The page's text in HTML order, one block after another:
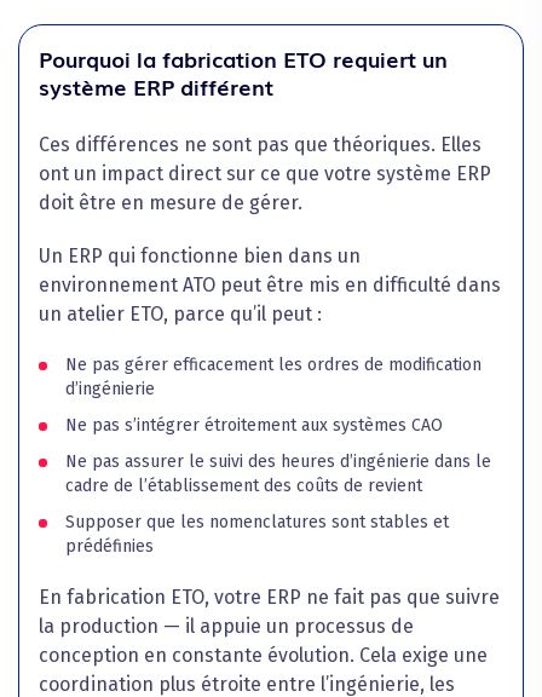
Pourquoi la fabrication ETO requiert un
système ERP différent
Ces différences ne sont pas que théoriques. Elles
ont un impact direct sur ce que votre système ERP
doit être en mesure de gérer.
Un ERP qui fonctionne bien dans un
environnement ATO peut être mis en difficulté dans
un atelier ETO, parce qu’il peut :
Ne pas gérer efficacement les ordres de modification
d’ingénierie
Ne pas s’intégrer étroitement aux systèmes CAO
Ne pas assurer le suivi des heures d’ingénierie dans le
cadre de l’établissement des coûts de revient
Supposer que les nomenclatures sont stables et
prédéfinies
En fabrication ETO, votre ERP ne fait pas que suivre
la production — il appuie un processus de
conception en constante évolution. Cela exige une
coordination plus étroite entre l’ingénierie, les